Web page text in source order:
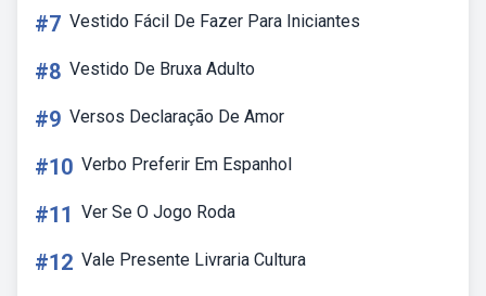
#7 Vestido Fácil De Fazer Para Iniciantes
#8 Vestido De Bruxa Adulto
#9 Versos Declaração De Amor
#10 Verbo Preferir Em Espanhol
#11 Ver Se O Jogo Roda
#12 Vale Presente Livraria Cultura